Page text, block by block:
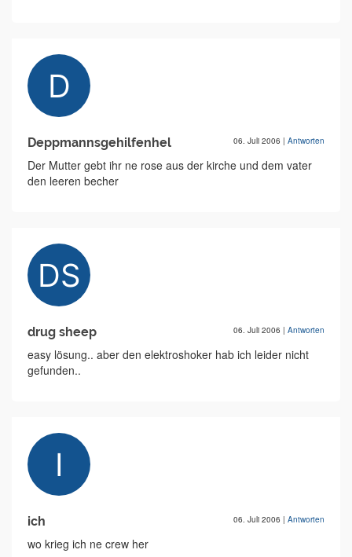
Deppmannsgehilfenhel 06. Juli 2006 | Antworten
Der Mutter gebt ihr ne rose aus der kirche und dem vater
den leeren becher
drug sheep 06. Juli 2006 | Antworten
easy lösung.. aber den elektroshoker hab ich leider nicht
gefunden..
ich 06. Juli 2006 | Antworten
wo krieg ich ne crew her